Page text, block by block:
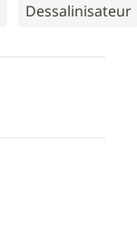
Dessalinisateur